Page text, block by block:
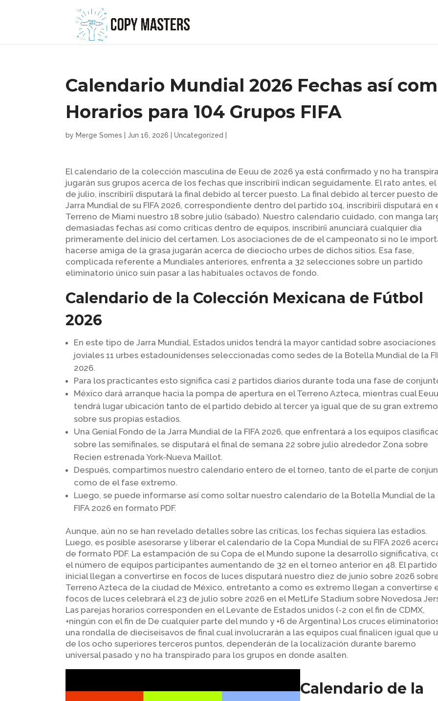
Calendario Mundial 2026 Fechas así­
Horarios para 104 Grupos FIFA
by Merge Somes |Jun 16, 2026 |Uncategorized
El calendario de la colección masculina de Eeuu de 2026 ya está confirmado y no ha
jugarán sus grupos acerca de los fechas que inscribirí¡ indican seguidamente. El rato antes, el
de julio, inscribirí¡ disputará la final debido al tercer puesto. La final debido al tercer puesto
Jarra Mundial de su FIFA 2026, correspondiente dentro del partido 104, inscribirí¡ disputará en
Terreno de Miami nuestro 18 sobre julio (sábado). Nuestro calendario cuidado, con manga
demasiadas fechas así­ como críticas dentro de equipos, inscribirí¡ anunciará cualquier dia
primeramente del inicio del certamen. Los asociaciones de de el campeonato si no le
hacerse amiga de la grasa jugarán acerca de dieciocho urbes de dichos sitios. Esa fase,
complicada referente a Mundiales anteriores, enfrenta a 32 selecciones sobre un partido
eliminatorio único suin pasar a las habituales octavos de fondo.
Calendario de la Colección Mexicana de Fútbol
2026
En este tipo de Jarra Mundial, Estados unidos tendrá la mayor cantidad sobre asociaciones
joviales 11 urbes estadounidenses seleccionadas como sedes de la Botella Mundial de la
2026.
Para los practicantes esto significa casi 2 partidos diarios durante toda una fase de
México dará arranque hacia la pompa de apertura en el Terreno Azteca, mientras cual Eeuu
tendrá lugar ubicación tanto de el partido debido al tercer ya igual que de su gran extremo
sobre sus propias estadios.
Una Genial Fondo de la Jarra Mundial de la FIFA 2026, que enfrentará a los equipos
sobre las semifinales, se disputará el final de semana 22 sobre julio alrededor Zona sobre
Recien estrenada York-Nueva Maillot.
Después, compartimos nuestro calendario entero de el torneo, tanto de el parte de
como de el fase extremo.
Luego, se puede informarse así­ como soltar nuestro calendario de la Botella Mundial de la
FIFA 2026 en formato PDF.
Aunque, aún no se han revelado detalles sobre las críticas, los fechas siquiera las estadios.
Luego, es posible asesorarse y liberar el calendario de la Copa Mundial de su FIFA 2026
de formato PDF. La estampación de su Copa de el Mundo supone la desarrollo significativa,
el número de equipos participantes aumentando de 32 en el torneo anterior en 48. El partido
inicial llegan a convertirse en focos de luces disputará nuestro diez de junio sobre 2026
Terreno Azteca de la ciudad de México, entretanto a como es extremo llegan a convertirse
focos de luces celebrará el 23 de julio sobre 2026 en el MetLife Stadium sobre Novedosa
Las parejas horarios corresponden en el Levante de Estados unidos (-2 con el fin de CDMX,
+ningún con el fin de De cualquier parte del mundo y +6 de Argentina) Los cruces
una rondalla de dieciseisavos de final cual involucrarán a las equipos cual finalicen igual que
de los ocho superiores terceros puntos, dependerán de la localización durante baremo
universal pasado y no ha transpirado para los grupos en donde asalten.
Calendario de la